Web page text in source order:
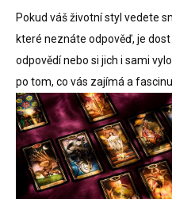
Pokud váš životní styl vedete
které neznáte odpověď, je
odpovědí nebo si jich i sami
po tom, co vás zajímá a